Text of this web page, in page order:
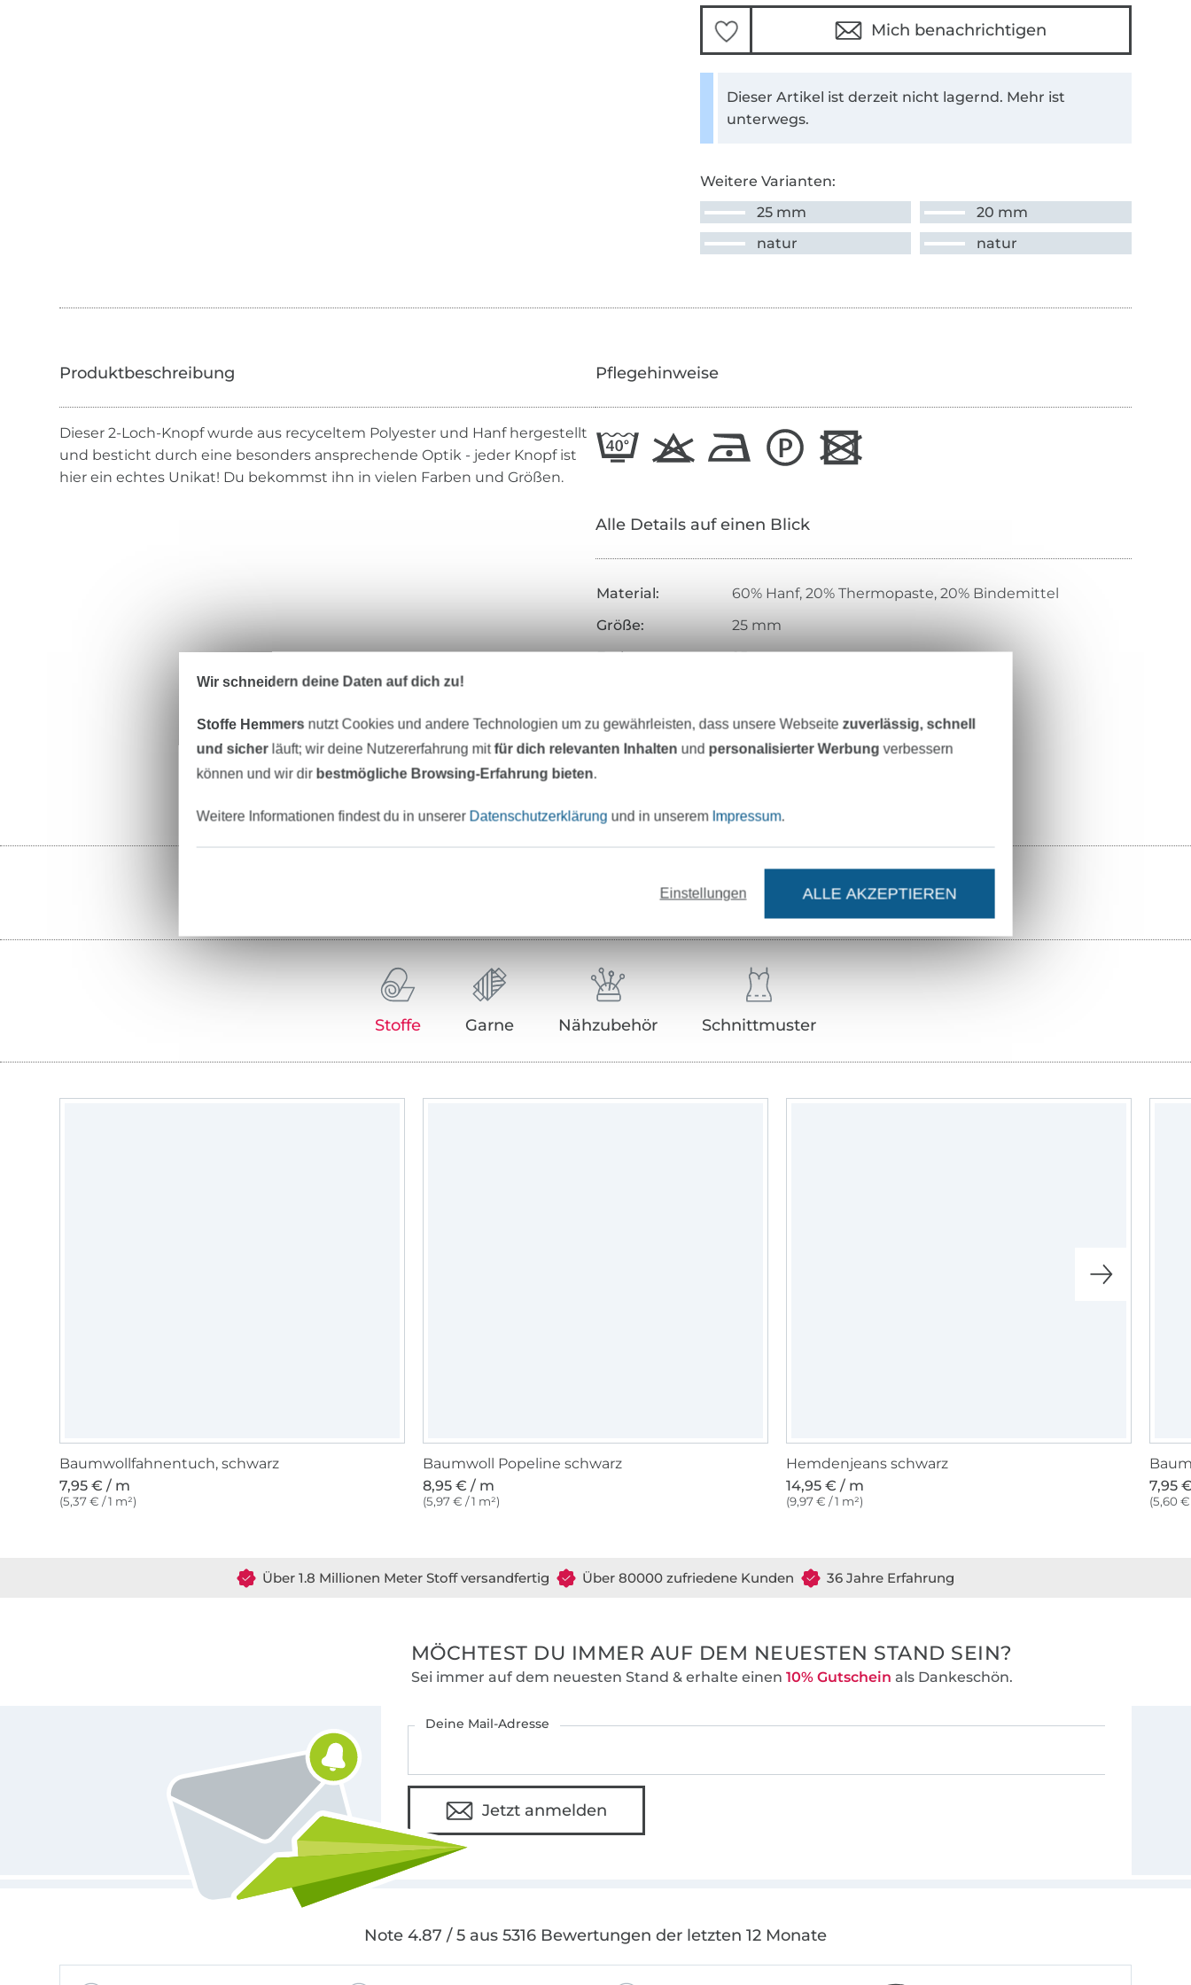
Mich benachrichtigen
Dieser Artikel ist derzeit nicht lagernd. Mehr ist
unterwegs.
Weitere Varianten:
25 mm
20 mm
natur
natur
Dieser 2-Loch-Knopf wurde aus recyceltem Polyester und Hanf hergestellt
und besticht durch eine besonders ansprechende Optik - jeder Knopf ist
hier ein echtes Unikat! Du bekommst ihn in vielen Farben und Größen.
Pflegehinweise
Alle Details auf einen Blick
Material:
60% Hanf, 20% Thermopaste, 20% Bindemittel
Größe:
25 mm
Farbe:
25 mm
Zertifizierung:
Öko-Tex-Standard 100 Produktklasse 2
Art.Nr.:
K-242133
Unser Tipp: Das passt dazu
Stoffe Garne Nähzubehör Schnittmuster
Baumwollfahnentuch, schwarz
7,95 € / m
(5,37 € / 1 m²)
Baumwoll Popeline schwarz
8,95 € / m
(5,97 € / 1 m²)
Hemdenjeans schwarz
14,95 € / m
(9,97 € / 1 m²)
7,95
(5,60 €
Über 1.8 Millionen Meter Stoff versandfertig Über 80000 zufriedene Kunden 36 Jahre Erfahrung
MÖCHTEST DU IMMER AUF DEM NEUESTEN STAND SEIN?
Sei immer auf dem neuesten Stand & erhalte einen 10% Gutschein als Dankeschön.
Deine Mail-Adresse
Jetzt anmelden
Note 4.87 / 5 aus 5316 Bewertungen der letzten 12 Monate
Wir schneidern deine Daten auf dich zu!
Stoffe Hemmers nutzt Cookies und andere Technologien um zu gewährleisten, dass unsere Webseitezuverlässig, schnell
und sicherläuft; wir deine Nutzererfahrung mitfür dich relevanten Inhalten und personalisierter Werbung verbessern
können und wir dir bestmögliche Browsing-Erfahrung bieten.
Weitere Informationen findest du in unserer Datenschutzerklärung und in unserem Impressum.
Einstellungen ALLE AKZEPTIEREN